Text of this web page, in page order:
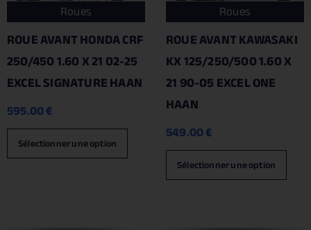
Roues
ROUE AVANT HONDA CRF
250/450 1.60 X 21 02-25
EXCEL SIGNATURE HAAN
595.00€
Sélectionner une option
Roues
ROUE AVANT KAWASAKI
KX 125/250/500 1.60 X
21 90-05 EXCEL ONE
HAAN
549.00€
Sélectionner une option